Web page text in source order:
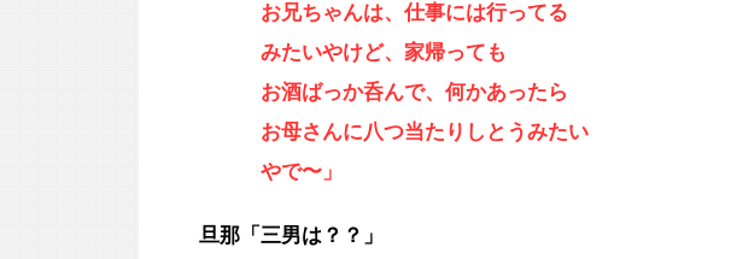
お兄ちゃんは、仕事には行ってる
みたいやけど、家帰っても
お酒ばっか呑んで、何かあったら
お母さんに八つ当たりしとうみたい
やで〜」
旦那「三男は？？」